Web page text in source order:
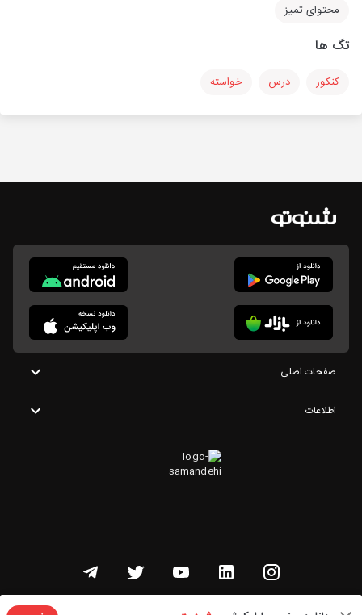
محتوای تمیز
تگ ها
کنکور درس خواسته
صفحات اصلی
اطلاعات
تمامی حقوق این وبسایت متعلق به شنوتو است